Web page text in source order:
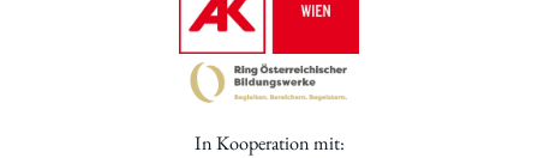
In Kooperation mit: